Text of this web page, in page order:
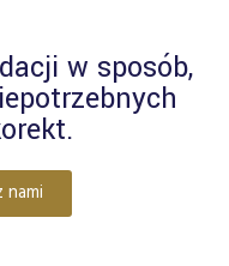
w sposób,